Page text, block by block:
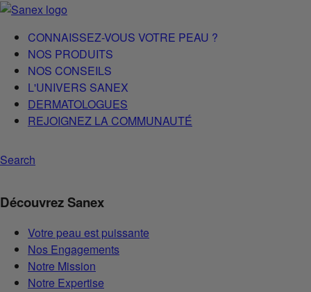
CONNAISSEZ-VOUS VOTRE PEAU ?
NOS PRODUITS
NOS CONSEILS
L'UNIVERS SANEX
DERMATOLOGUES
REJOIGNEZ LA COMMUNAUTÉ
Search
Découvrez Sanex
Votre peau est puissante
Nos Engagements
Notre Mission
Notre Expertise